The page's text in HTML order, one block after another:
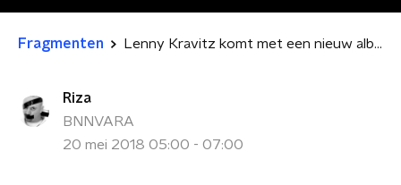
Fragmenten Lenny Kravitz komt met een nieuw album! Dit zijn tot nu toe zijn hoogtepunten
Riza
BNNVARA
20 mei 2018 05:00 - 07:00